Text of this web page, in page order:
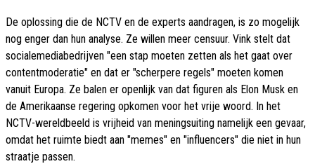
De oplossing die de NCTV en de experts aandragen, is zo mogelijk
nog enger dan hun analyse. Ze willen meer censuur. Vink stelt dat
socialemediabedrijven "een stap moeten zetten als het gaat over
contentmoderatie" en dat er "scherpere regels" moeten komen
vanuit Europa. Ze balen er openlijk van dat figuren als Elon Musk en
de Amerikaanse regering opkomen voor het vrije woord. In het
NCTV-wereldbeeld is vrijheid van meningsuiting namelijk een gevaar,
omdat het ruimte biedt aan "memes" en "influencers" die niet in hun
straatje passen.